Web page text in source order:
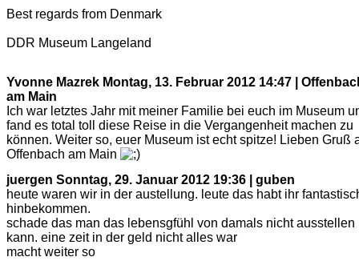
Best regards from Denmark
DDR Museum Langeland
Yvonne Mazrek Montag, 13. Februar 2012 14:47 |
am Main
Ich war letztes Jahr mit meiner Familie bei euch im Museum
fand es total toll diese Reise in die Vergangenheit machen zu
können. Weiter so, euer Museum ist echt spitze! Lieben Gruß
Offenbach am Main
juergen Sonntag, 29. Januar 2012 19:36 | guben
heute waren wir in der austellung. leute das habt ihr
hinbekommen.
schade das man das lebensgfühl von damals nicht ausstellen
kann. eine zeit in der geld nicht alles war
macht weiter so